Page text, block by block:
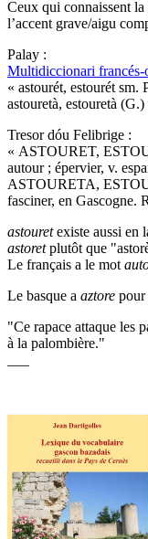
Ceux qui connaissent
l’accent grave/aigu
Palay :
Multidiccionari francés-
« astourét, estourét sm.
astouretà, estouretà
Tresor dóu Felibrige :
« ASTOURET,
autour ; épervier, v.
ASTOURETA,
fasciner, en Gascogne.
astouretexiste aussi en
astoretplutôt que
Le français a le mot
Le basque a aztore pour
"Ce rapace attaque les
à la palombière."